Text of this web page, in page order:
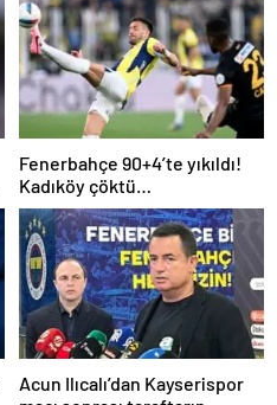
Fenerbahçe 90+4’te yıkıldı!
Kadıköy çöktü…
Acun Ilıcalı’dan Kayserispor